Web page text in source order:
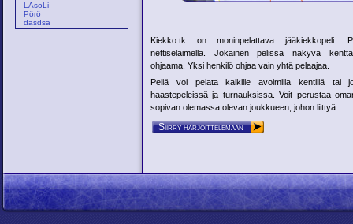
LAsoLi
Pörö
dasdsa
Kiekko.tk on moninpelattava jääkiekkopeli.
nettiselaimella. Jokainen pelissä näkyvä
ohjaama. Yksi henkilö ohjaa vain yhtä pelaajaa.
Peliä voi pelata kaikille avoimilla kentillä tai
haastepeleissä ja turnauksissa. Voit perustaa
sopivan olemassa olevan joukkueen, johon liittyä.
Siirry harjoittelemaan